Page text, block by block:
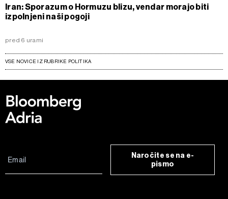
Iran: Sporazum o Hormuzu blizu, vendar morajo biti
izpolnjeni naši pogoji
pred 6 urami
VSE NOVICE IZ RUBRIKE POLITIKA
Naročite se na e-
pismo